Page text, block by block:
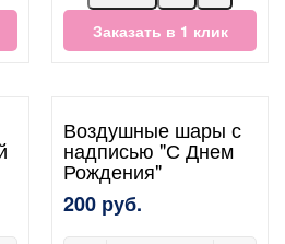
Заказать в 1 клик
Воздушные шары с
надписью "С Днем
Рождения"
200 руб.